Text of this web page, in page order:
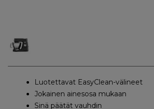
Luotettavat EasyClean-välineet
Jokainen ainesosa mukaan
Sinä päätät vauhdin